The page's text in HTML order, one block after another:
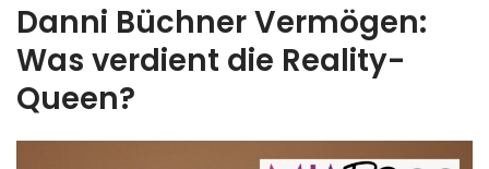
Danni Büchner Vermögen:
Was verdient die Reality-
Queen?